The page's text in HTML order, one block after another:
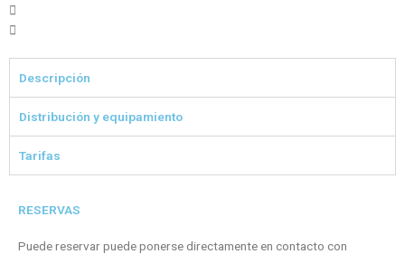
Descripción
Distribución y equipamiento
Tarifas
RESERVAS
Puede reservar puede ponerse directamente en contacto con